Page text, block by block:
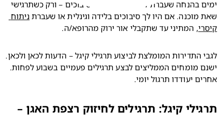
ימים בהנחה שעברת לידה וגינלית ללא סיבוכים – ורק כשתרגישי
מוכנה. אם היו לך סיבוכים בלידה וגינלית או שעברת
ניתוח
, המתיני עד שתקבלי אור ירוק מהרופא/ה.
לגבי התדירות המומלצת לביצוע תרגילי קיגל – הדעות לכאן ולכאן.
ישנם מומחים הממליצים לבצע תרגילים פעמיים בשבוע לפחות.
יעודדו תרגול יומי.
קיגל: תרגילים לחיזוק רצפת האגן –